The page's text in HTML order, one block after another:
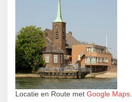
Locatie en Route met Google Maps.